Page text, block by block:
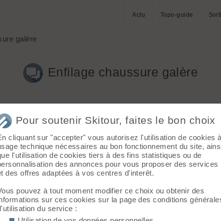
Actu Topo-guide
galère
Enfilage chaussure galère
XT3 tour 130, et je n'ai jamais galérer comme ça pour les
chaussure rigide avant, mais la c'est juste l'enfer.. Une fois
possible...
Pour soutenir Skitour, faites le bon choix
cliquant sur "accepter" vous autorisez l'utilisation de cookies à
technique nécessaires au bon fonctionnement du site,
l'utilisation de cookies tiers à des fins statistiques ou de
des annonces pour vous proposer des services
des offres adaptées à vos centres d'interêt.
pouvez à tout moment modifier ce choix ou obtenir des
sur ces cookies sur la page des conditions
du service :